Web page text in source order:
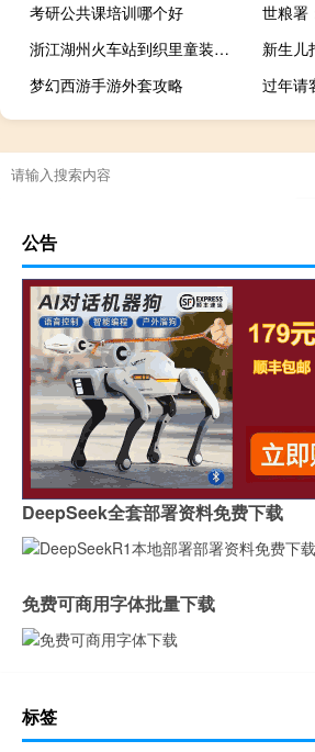
考研公共课培训哪个好
浙江湖州火车站到织里童装城多远（浙江湖州火车站）
梦幻西游手游外套攻略
过年请
德高填缝剂的优缺点
公告
DeepSeek全套部署资料免费下载
免费可商用字体批量下载
标签